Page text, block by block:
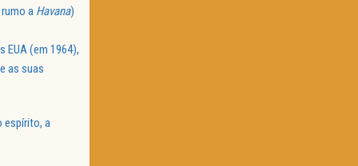
a Havana)
EUA (em 1964),
as suas
espírito, a